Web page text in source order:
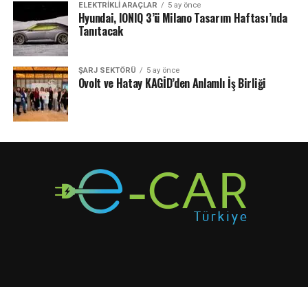
ELEKTRIKLI ARAÇLAR 5 ay önce
Hyundai, IONIQ 3’ü Milano Tasarım Haftası’nda
Tanıtacak
ŞARJ SEKTÖRÜ 5 ay önce
Ovolt ve Hatay KAGİD’den Anlamlı İş Birliği